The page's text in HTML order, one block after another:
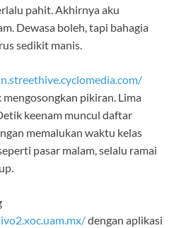
pahit. Akhirnya aku
Dewasa boleh, tapi bahagia
sedikit manis.
pikiran. Lima
keenam muncul daftar
memalukan waktu kelas
pasar malam, selalu ramai
dengan aplikasi